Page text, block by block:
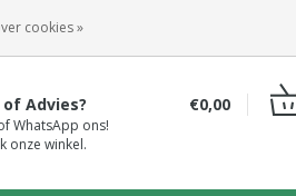
Advies?
WhatsApp ons!
onze winkel.
€0,00
cookies »